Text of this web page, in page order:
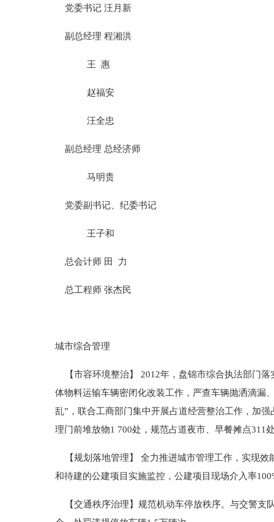
党委书记 汪月新
副总经理 程湘洪
王 惠
赵福安
汪全忠
副总经理 总经济师
马明贵
党委副书记、纪委书记
王子和
总会计师 田 力
总工程师 张杰民
城市综合管理
【市容环境整治】 2012年，盘锦市综合执法部门落
体物料运输车辆密闭化改装工作，严查车辆抛洒滴漏
乱”，联合工商部门集中开展占道经营整治工作，加
理门前堆放物1 700处，规范占道夜市、早餐摊点311
【规划落地管理】 全力推进城市管理工作，实现效
和待建的公建项目实施监控，公建项目现场介入率
【交通秩序治理】规范机动车停放秩序。与交警支